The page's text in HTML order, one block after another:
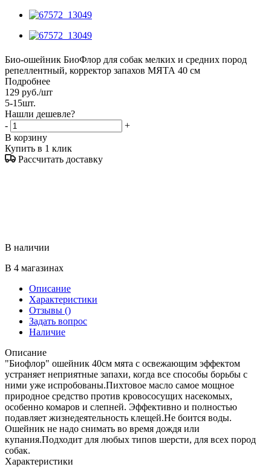
Био-ошейник БиоФлор для собак мелких и средних пород
репеллентный, корректор запахов МЯТА 40 см
Подробнее
129 руб./шт
5-15шт.
Нашли дешевле?
-
+
В корзину
Купить в 1 клик
Рассчитать доставку
В наличии
В 4 магазинах
Описание
Характеристики
Отзывы ()
Задать вопрос
Наличие
Описание
"Биофлор" ошейник 40см мята с освежающим эффектом
устраняет неприятные запахи, когда все способы борьбы с
ними уже испробованы.Пихтовое масло самое мощное
природное средство против кровососущих насекомых,
особенно комаров и слепней. Эффективно и полностью
подавляет жизнедеятельность клещей.Не боится воды.
Ошейник не надо снимать во время дождя или
купания.Подходит для любых типов шерсти, для всех пород
собак.
Характеристики